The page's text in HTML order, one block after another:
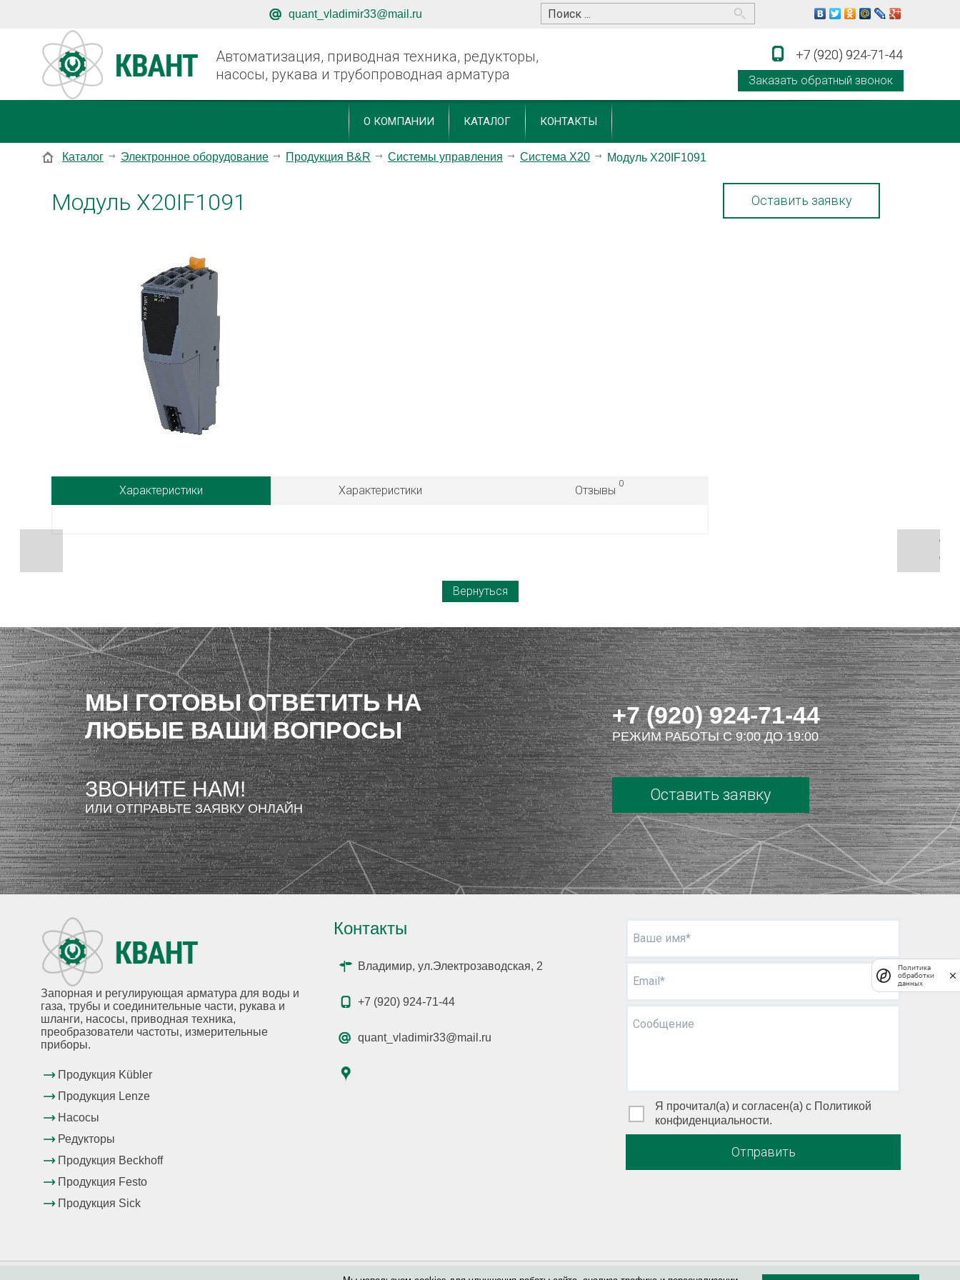
quant_vladimir33@mail.ru
Автоматизация, приводная техника, редукторы,
насосы, рукава и трубопроводная арматура
+7 (920) 924-71-44
Заказать обратный звонок
+7 (920) 924-71-44
О КОМПАНИИ КАТАЛОГ КОНТАКТЫ
Каталог Электронное оборудование Продукция B&R Системы управления Система X20 Модуль X20IF1091
Модуль X20IF1091 Оставить заявку
Характеристики Характеристики Отзывы
0
Вернуться
МЫ ГОТОВЫ ОТВЕТИТЬ НА
ЛЮБЫЕ ВАШИ ВОПРОСЫ
ЗВОНИТЕ НАМ!
ИЛИ ОТПРАВЬТЕ ЗАЯВКУ ОНЛАЙН
+7 (920) 924-71-44
РЕЖИМ РАБОТЫ С 9:00 ДО 19:00
Оставить заявку
Запорная и регулирующая арматура для воды и
газа, трубы и соединительные части, рукава и
шланги, насосы, приводная техника,
преобразователи частоты, измерительные
приборы.
Продукция Kübler
Продукция Lenze
Насосы
Редукторы
Продукция Beckhoff
Продукция Festo
Продукция Sick
Контакты
Владимир, ул.Электрозаводская, 2
+7 (920) 924-71-44
quant_vladimir33@mail.ru
Ваше имя*
Email*
Сообщение
Я прочитал(а) и согласен(а) с Политикой
конфиденциальности.
Отправить
Политика
обработки
данных